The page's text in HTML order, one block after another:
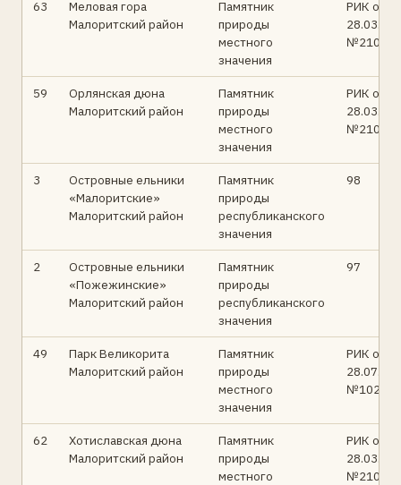
63
Меловая гора
Малоритский район
Памятник
природы
местного
значения
РИК от
28.03.97
№210
59
Орлянская дюна
Малоритский район
Памятник
природы
местного
значения
РИК от
28.03.97
№210
3
Островные ельники
«Малоритские»
Малоритский район
Памятник
природы
республиканского
значения
98
2
Островные ельники
«Пожежинские»
Малоритский район
Памятник
природы
республиканского
значения
97
49
Парк Великорита
Малоритский район
Памятник
природы
местного
значения
РИК от
28.07.89
№102
62
Хотиславская дюна
Малоритский район
Памятник
природы
местного
РИК от
28.03.97
№210